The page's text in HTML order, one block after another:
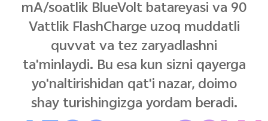
mA/soatlik BlueVolt batareyasi va 90
Vattlik FlashCharge uzoq muddatli
quvvat va tez zaryadlashni
ta'minlaydi. Bu esa kun sizni qayerga
yo'naltirishidan qat'i nazar, doimo
shay turishingizga yordam beradi.